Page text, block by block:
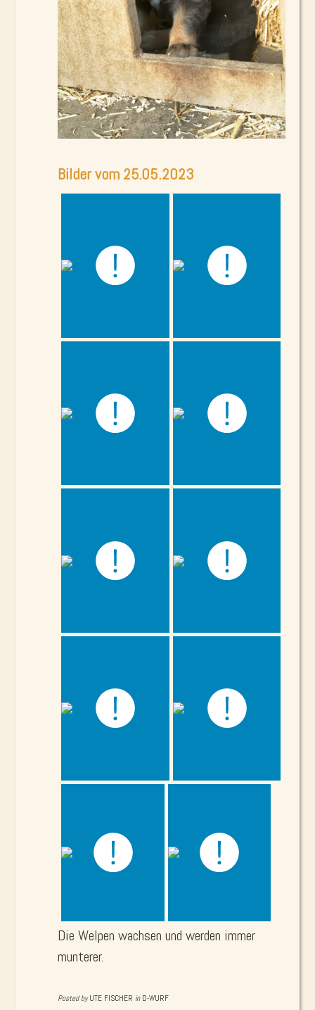
Bilder vom 25.05.2023
Die Welpen wachsen und werden immer
munterer.
Posted by UTE FISCHER in D-WURF